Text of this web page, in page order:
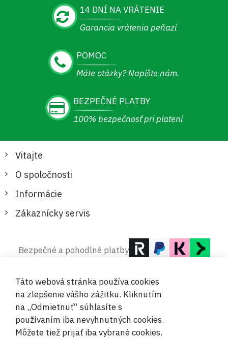
14 DNÍ NA VRÁTENIE
Garancia vrátenia peňazí
POMOC
Máte otázky? Napíšte nám.
BEZPEČNÉ PLATBY
100% bezpečnosť pri platení
Vitajte
O spoločnosti
Informácie
Zákaznícky servis
Bezpečné a pohodlné platby
© 2019-2026 Megamix s.r.o.
Táto webová stránka používa cookies
na zlepšenie vášho zážitku. Kliknutím
na „Odmietnuť“ súhlasíte s
používaním iba nevyhnutných cookies.
Môžete tiež prijať iba vybrané cookies.